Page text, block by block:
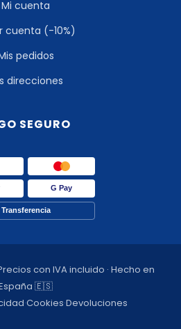
Mi cuenta
cuenta (-10%)
pedidos
direcciones
SEGURO
G Pay
Transferencia
con IVA incluido · Hecho en
🇪🇸
·Cookies·Devoluciones